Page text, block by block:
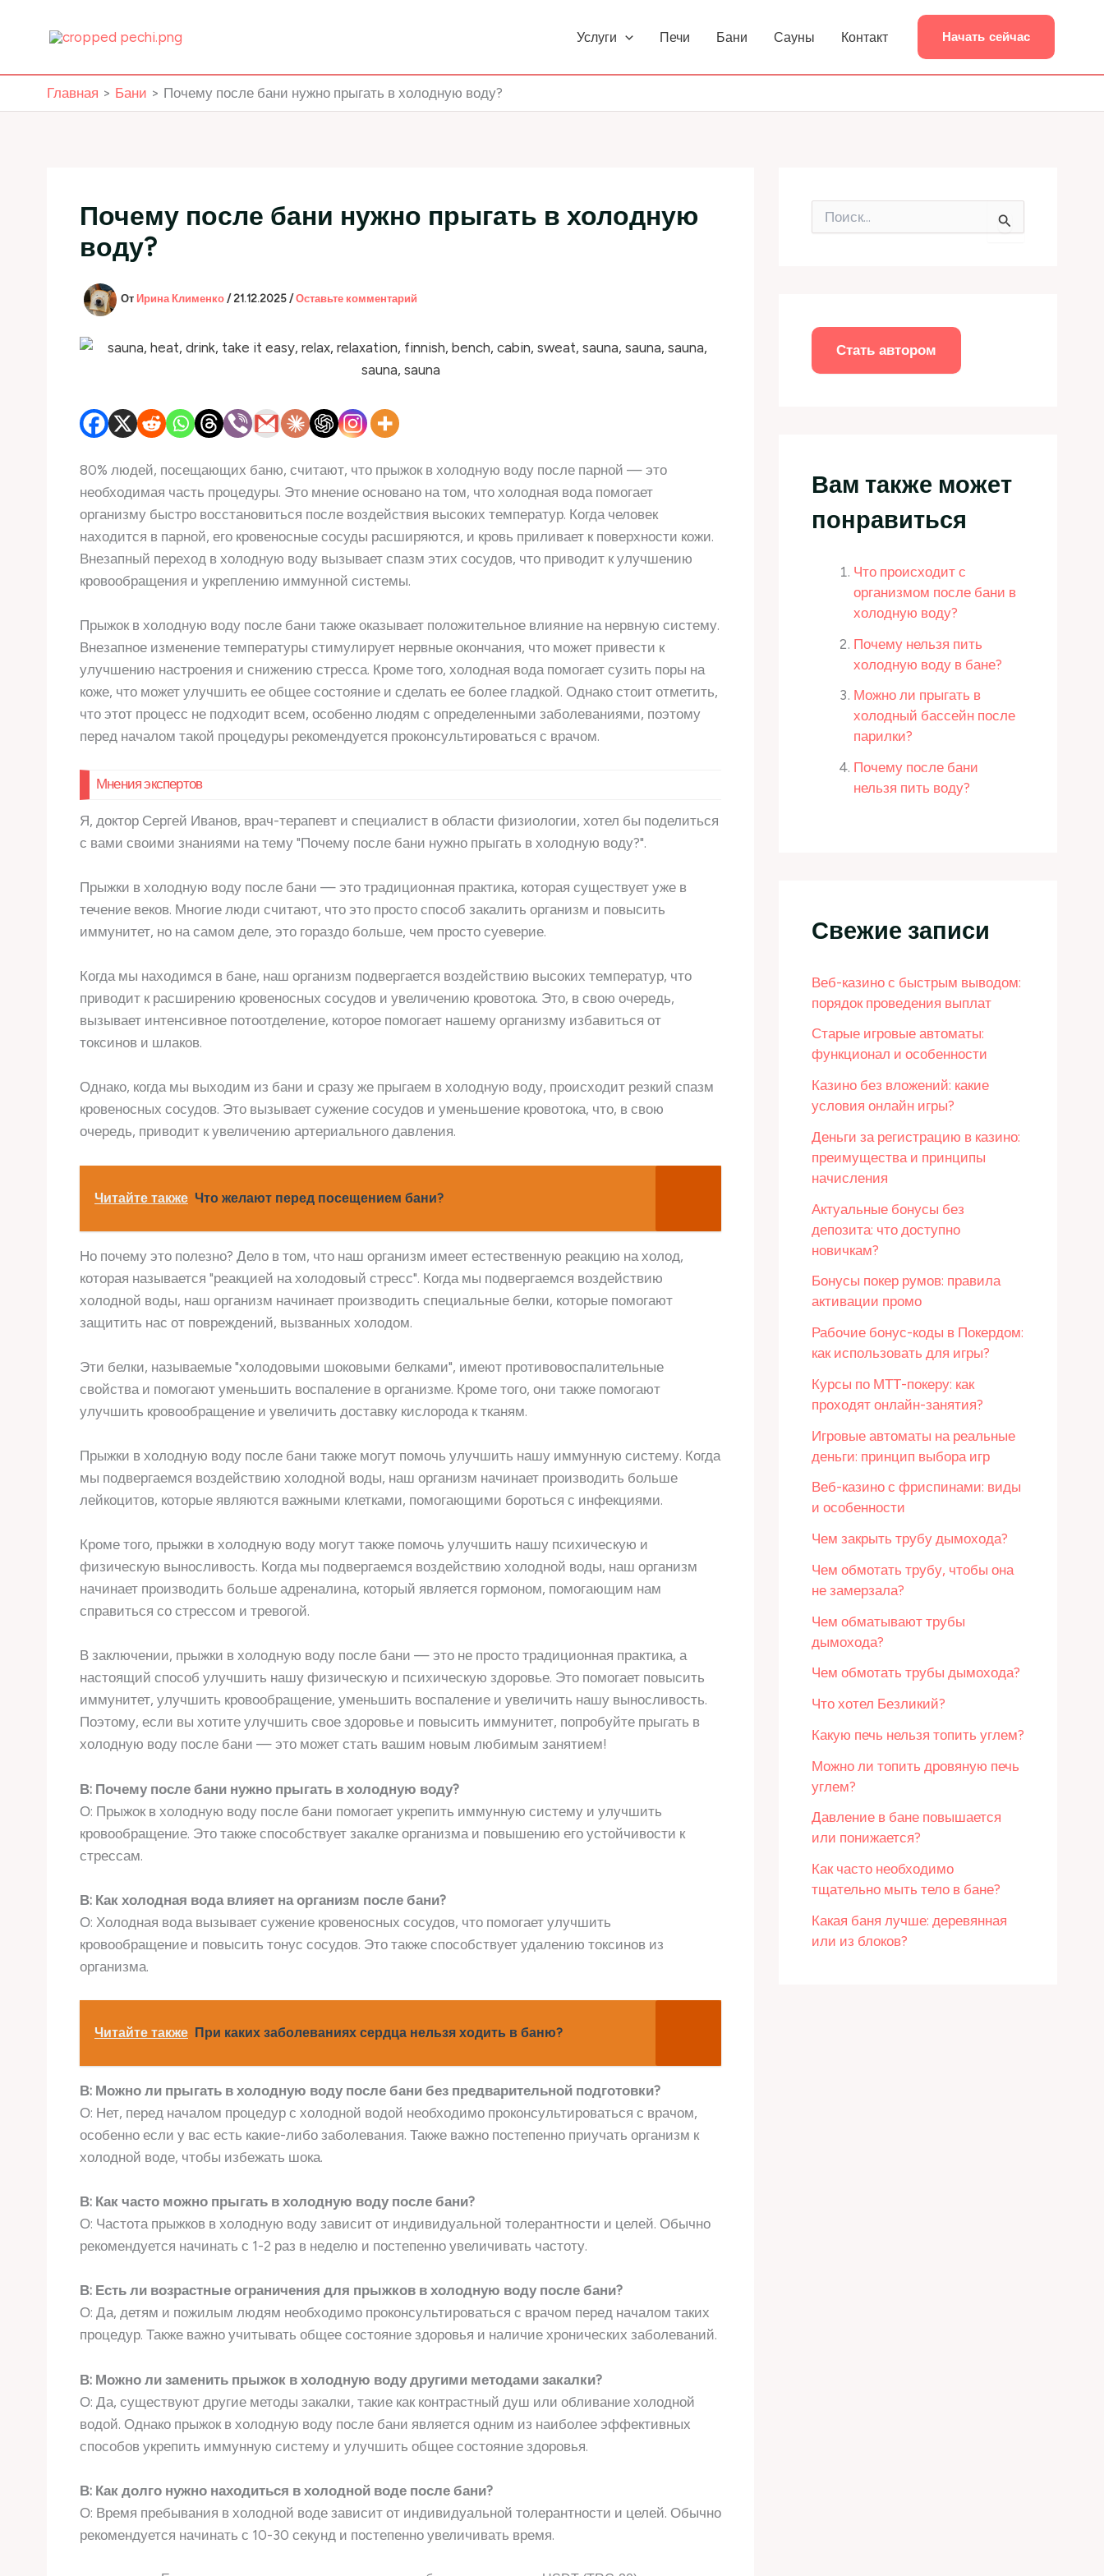
Услуги Печи Бани Сауны Контакт Начать сейчас
Главная Бани Почему после бани нужно прыгать в холодную воду?
Почему после бани нужно прыгать в холодную
воду?
От Ирина Клименко / 21.12.2025 / Оставьте комментарий
80% людей, посещающих баню, считают, что прыжок в холодную воду после парной — это
необходимая часть процедуры. Это мнение основано на том, что холодная вода помогает
организму быстро восстановиться после воздействия высоких температур. Когда человек
находится в парной, его кровеносные сосуды расширяются, и кровь приливает к поверхности кожи.
Внезапный переход в холодную воду вызывает спазм этих сосудов, что приводит к улучшению
кровообращения и укреплению иммунной системы.
Прыжок в холодную воду после бани также оказывает положительное влияние на нервную систему.
Внезапное изменение температуры стимулирует нервные окончания, что может привести к
улучшению настроения и снижению стресса. Кроме того, холодная вода помогает сузить поры на
коже, что может улучшить ее общее состояние и сделать ее более гладкой. Однако стоит отметить,
что этот процесс не подходит всем, особенно людям с определенными заболеваниями, поэтому
перед началом такой процедуры рекомендуется проконсультироваться с врачом.
Мнения экспертов
Я, доктор Сергей Иванов, врач-терапевт и специалист в области физиологии, хотел бы поделиться
с вами своими знаниями на тему "Почему после бани нужно прыгать в холодную воду?".
Прыжки в холодную воду после бани — это традиционная практика, которая существует уже в
течение веков. Многие люди считают, что это просто способ закалить организм и повысить
иммунитет, но на самом деле, это гораздо больше, чем просто суеверие.
Когда мы находимся в бане, наш организм подвергается воздействию высоких температур, что
приводит к расширению кровеносных сосудов и увеличению кровотока. Это, в свою очередь,
вызывает интенсивное потоотделение, которое помогает нашему организму избавиться от
токсинов и шлаков.
Однако, когда мы выходим из бани и сразу же прыгаем в холодную воду, происходит резкий спазм
кровеносных сосудов. Это вызывает сужение сосудов и уменьшение кровотока, что, в свою
очередь, приводит к увеличению артериального давления.
Читайте также Что желают перед посещением бани?
Но почему это полезно? Дело в том, что наш организм имеет естественную реакцию на холод,
которая называется "реакцией на холодовый стресс". Когда мы подвергаемся воздействию
холодной воды, наш организм начинает производить специальные белки, которые помогают
защитить нас от повреждений, вызванных холодом.
Эти белки, называемые "холодовыми шоковыми белками", имеют противовоспалительные
свойства и помогают уменьшить воспаление в организме. Кроме того, они также помогают
улучшить кровообращение и увеличить доставку кислорода к тканям.
Прыжки в холодную воду после бани также могут помочь улучшить нашу иммунную систему. Когда
мы подвергаемся воздействию холодной воды, наш организм начинает производить больше
лейкоцитов, которые являются важными клетками, помогающими бороться с инфекциями.
Кроме того, прыжки в холодную воду могут также помочь улучшить нашу психическую и
физическую выносливость. Когда мы подвергаемся воздействию холодной воды, наш организм
начинает производить больше адреналина, который является гормоном, помогающим нам
справиться со стрессом и тревогой.
В заключении, прыжки в холодную воду после бани — это не просто традиционная практика, а
настоящий способ улучшить нашу физическую и психическую здоровье. Это помогает повысить
иммунитет, улучшить кровообращение, уменьшить воспаление и увеличить нашу выносливость.
Поэтому, если вы хотите улучшить свое здоровье и повысить иммунитет, попробуйте прыгать в
холодную воду после бани — это может стать вашим новым любимым занятием!
В: Почему после бани нужно прыгать в холодную воду?
О: Прыжок в холодную воду после бани помогает укрепить иммунную систему и улучшить
кровообращение. Это также способствует закалке организма и повышению его устойчивости к
стрессам.
В: Как холодная вода влияет на организм после бани?
О: Холодная вода вызывает сужение кровеносных сосудов, что помогает улучшить
кровообращение и повысить тонус сосудов. Это также способствует удалению токсинов из
организма.
Читайте также При каких заболеваниях сердца нельзя ходить в баню?
В: Можно ли прыгать в холодную воду после бани без предварительной подготовки?
О: Нет, перед началом процедур с холодной водой необходимо проконсультироваться с врачом,
особенно если у вас есть какие-либо заболевания. Также важно постепенно приучать организм к
холодной воде, чтобы избежать шока.
В: Как часто можно прыгать в холодную воду после бани?
О: Частота прыжков в холодную воду зависит от индивидуальной толерантности и целей. Обычно
рекомендуется начинать с 1-2 раз в неделю и постепенно увеличивать частоту.
В: Есть ли возрастные ограничения для прыжков в холодную воду после бани?
О: Да, детям и пожилым людям необходимо проконсультироваться с врачом перед началом таких
процедур. Также важно учитывать общее состояние здоровья и наличие хронических заболеваний.
В: Можно ли заменить прыжок в холодную воду другими методами закалки?
О: Да, существуют другие методы закалки, такие как контрастный душ или обливание холодной
водой. Однако прыжок в холодную воду после бани является одним из наиболее эффективных
способов укрепить иммунную систему и улучшить общее состояние здоровья.
В: Как долго нужно находиться в холодной воде после бани?
О: Время пребывания в холодной воде зависит от индивидуальной толерантности и целей. Обычно
рекомендуется начинать с 10-30 секунд и постепенно увеличивать время.
Стать автором
Вам также может
понравиться
Что происходит с
организмом после бани в
холодную воду?
Почему нельзя пить
холодную воду в бане?
Можно ли прыгать в
холодный бассейн после
парилки?
Почему после бани
нельзя пить воду?
Свежие записи
Веб-казино с быстрым выводом:
порядок проведения выплат
Старые игровые автоматы:
функционал и особенности
Казино без вложений: какие
условия онлайн игры?
Деньги за регистрацию в казино:
преимущества и принципы
начисления
Актуальные бонусы без
депозита: что доступно
новичкам?
Бонусы покер румов: правила
активации промо
Рабочие бонус-коды в Покердом:
как использовать для игры?
Курсы по МТТ-покеру: как
проходят онлайн-занятия?
Игровые автоматы на реальные
деньги: принцип выбора игр
Веб-казино с фриспинами: виды
и особенности
Чем закрыть трубу дымохода?
Чем обмотать трубу, чтобы она
не замерзала?
Чем обматывают трубы
дымохода?
Чем обмотать трубы дымохода?
Что хотел Безликий?
Какую печь нельзя топить углем?
Можно ли топить дровяную печь
углем?
Давление в бане повышается
или понижается?
Как часто необходимо
тщательно мыть тело в бане?
Какая баня лучше: деревянная
или из блоков?